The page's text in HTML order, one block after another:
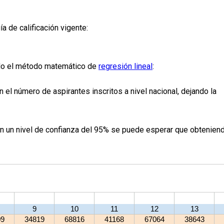
de calificación vigente:
el método matemático de regresión lineal:
número de aspirantes inscritos a nivel nacional, dejando la
un nivel de confianza del 95% se puede esperar que